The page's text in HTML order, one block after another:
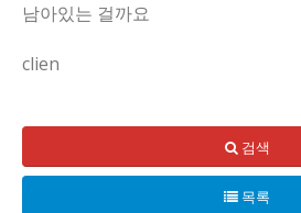
남아있는 걸까요
clien
가장 큰 쟁점은 바로 이 지점이에
또한, 유공자들 사이에서 반발의 목
크리에이터의 참여는 또 다른 축
검색
목록